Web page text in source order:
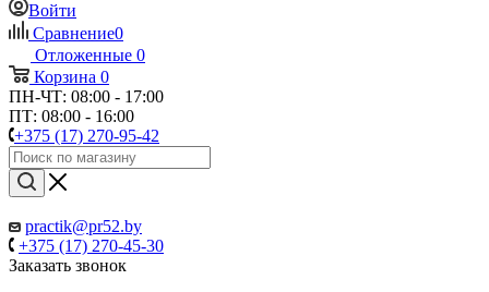
Войти
Сравнение0
Отложенные 0
Корзина 0
ПН-ЧТ: 08:00 - 17:00
ПТ: 08:00 - 16:00
+375 (17) 270-95-42
practik@pr52.by
+375 (17) 270-45-30
Заказать звонок